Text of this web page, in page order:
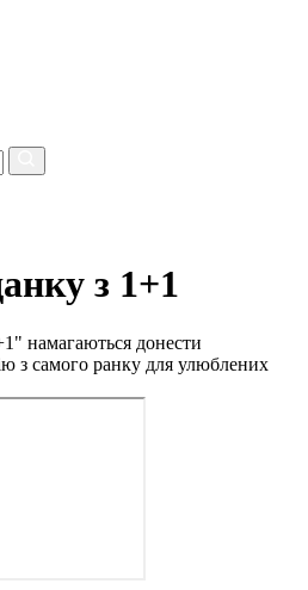
з 1+1
намагаються донести
з самого ранку для улюблених